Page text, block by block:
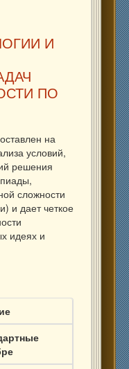
И
ПО
на
условий,
решения
сложности
и дает четкое
идеях и